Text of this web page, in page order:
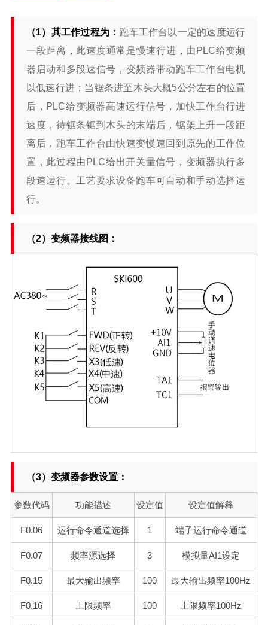
（1）其工作过程为： 跑车工作台以一定的速度运行
一段距离，此速度通常是慢速行进，由PLC给变频
器启动和多段速信号，变频器带动跑车工作台电机
以低速行进；当锯条进至木头大概5公分左右的位置
后，PLC给变频器高速运行信号，加快工作台行进
速度，待锯条锯到木头的末端后，锯架上升一段距
离后，跑车工作台由快速变慢速回到原先的工作位
置，此过程由PLC给出开关量信号，变频器执行多
段速运行。工艺要求设备跑车可自动和手动选择运
行。
（2）变频器接线图：
（3）变频器参数设置：
参数代码 功能描述 设定值 设定值解释
F0.06 运行命令通道选择 1 端子运行命令通道
F0.07 频率源选择 3 模拟量AI1设定
F0.15 最大输出频率 100 最大输出频率100Hz
F0.16 上限频率 100 上限频率100Hz